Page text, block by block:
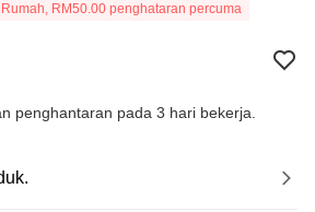
RM50.00 penghataran percuma
penghantaran pada 3 hari bekerja.